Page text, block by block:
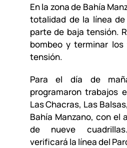
En la zona de Bahía
totalidad de la línea
parte de baja tensión.
bombeo y terminar
tensión.
Para el día de
programaron trabajos
Las Chacras, Las
Bahía Manzano, con el
de nueve
verificará la línea del